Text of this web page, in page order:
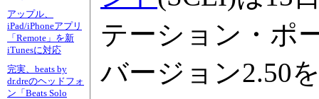
アップル、
iPad/iPhoneアプリ
「Remote」を新
iTunesに対応
完実、beats by
dr.dreのヘッドフォ
ン「Beats Solo
テーション・ポ
バージョン2.50